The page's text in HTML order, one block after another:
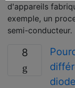
d'appareils
exemple, un
semi-conducteur.
8